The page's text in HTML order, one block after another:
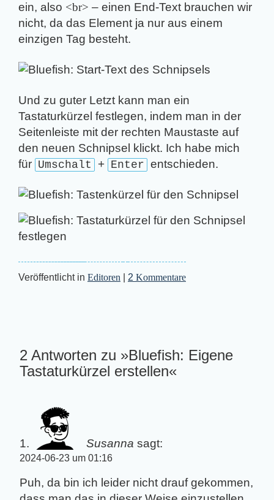
ein, also <br> – einen End-Text brauchen wir
nicht, da das Element ja nur aus einem
einzigen Tag besteht.
Und zu guter Letzt kann man ein
Tastaturkürzel festlegen, indem man in der
Seitenleiste mit der rechten Maustaste auf
den neuen Schnipsel klickt. Ich habe mich
für Umschalt + Enter entschieden.
Veröffentlicht in Editoren 2 Kommentare
2 Antworten zu »Bluefish: Eigene
Tastaturkürzel erstellen«
Susanna sagt:
2024-06-23 um 01:16
Puh, da bin ich leider nicht drauf gekommen,